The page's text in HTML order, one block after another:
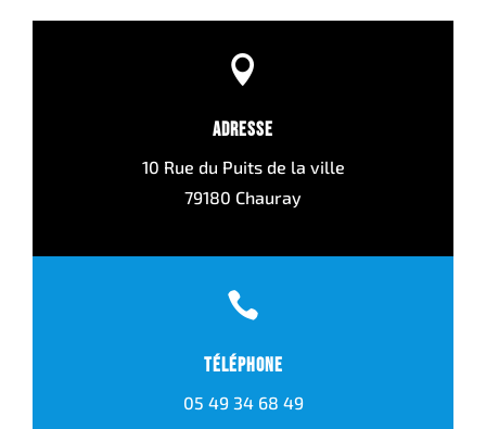

Adresse
10 Rue du Puits de la ville
79180 Chauray

Téléphone
05 49 34 68 49